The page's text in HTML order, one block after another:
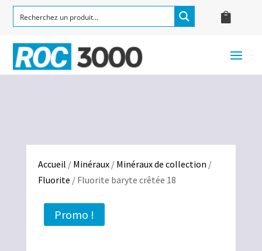
Accueil / Minéraux/ Minéraux de collection /
Fluorite / Fluorite baryte crêtée 18
Promo !